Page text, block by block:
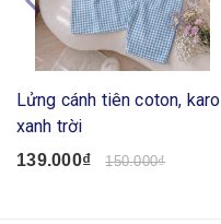
Lửng cánh tiên coton, karo
xanh trời
139.000₫ 150.000₫